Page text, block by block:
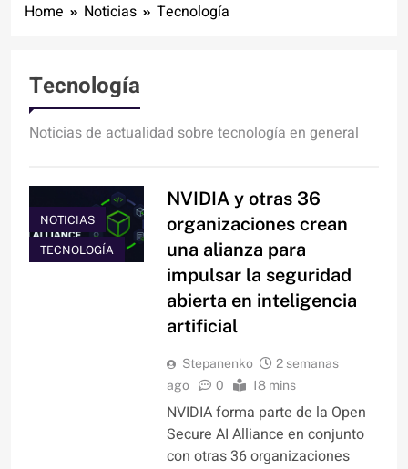
Home Noticias Tecnología
Tecnología
Noticias de actualidad sobre tecnología en general
NOTICIAS
TECNOLOGÍA
NVIDIA y otras 36
organizaciones crean
una alianza para
impulsar la seguridad
abierta en inteligencia
artificial
Stepanenko
2 semanas
ago
0 18 mins
NVIDIA forma parte de la Open
Secure AI Alliance en conjunto
con otras 36 organizaciones